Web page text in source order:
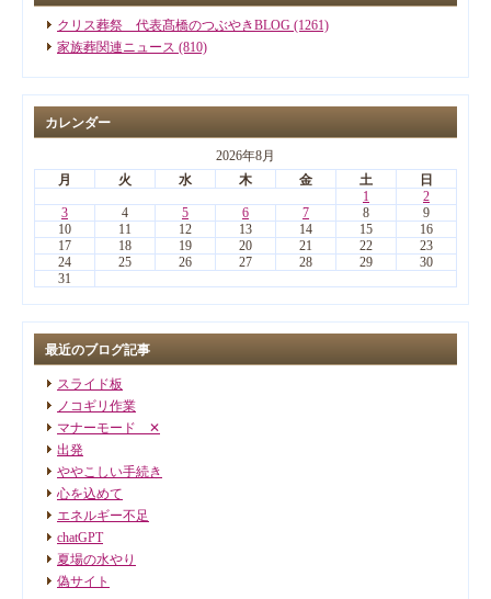
クリス葬祭 代表髙橋のつぶやきBLOG (1261)
家族葬関連ニュース (810)
カレンダー
2026年8月
月
火 水 木 金 土
日
1
2
3
4 5 6 7 8
9
10
11 12 13 14 15
16
17
18 19 20 21 22
23
24
25 26 27 28 29
30
31
最近のブログ記事
スライド板
ノコギリ作業
マナーモード ✕
出発
ややこしい手続き
心を込めて
エネルギー不足
chatGPT
夏場の水やり
偽サイト